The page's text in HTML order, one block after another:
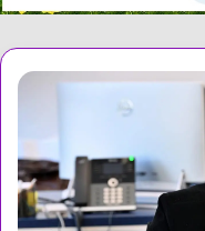
Virgiliu
pentru
dezvoltarea
infrastructurii